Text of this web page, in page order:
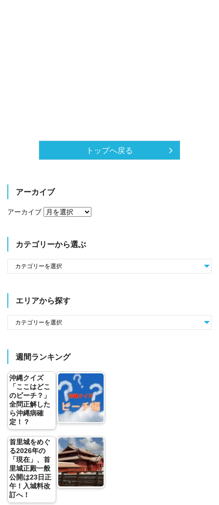
トップへ戻る
アーカイブ
アーカイブ
カテゴリーから選ぶ
エリアから探す
週間ランキング
沖縄クイズ
「ここはどこ
のビーチ？」
全問正解した
ら沖縄病確
定！？
首里城をめぐ
る2026年の
「現在」、首
里城正殿一般
公開は23日正
午！入城料改
訂へ！